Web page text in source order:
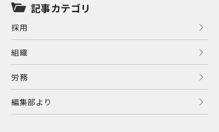
記事カテゴリ
採用
組織
労務
編集部より